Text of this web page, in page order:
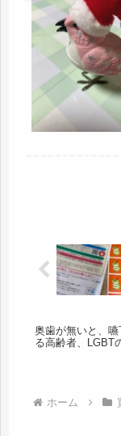
奥歯が無いと、
る高齢者、LGBT
ホーム